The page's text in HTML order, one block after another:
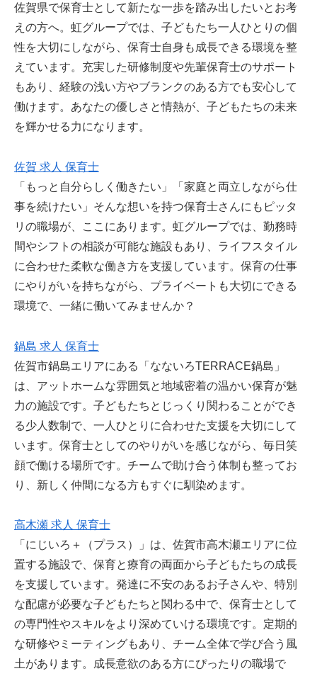
佐賀県で保育士として新たな一歩を踏み出したいとお考
えの方へ。虹グループでは、子どもたち一人ひとりの個
性を大切にしながら、保育士自身も成長できる環境を整
えています。充実した研修制度や先輩保育士のサポート
もあり、経験の浅い方やブランクのある方でも安心して
働けます。あなたの優しさと情熱が、子どもたちの未来
を輝かせる力になります。
佐賀 求人 保育士
「もっと自分らしく働きたい」「家庭と両立しながら仕
事を続けたい」そんな想いを持つ保育士さんにもピッタ
リの職場が、ここにあります。虹グループでは、勤務時
間やシフトの相談が可能な施設もあり、ライフスタイル
に合わせた柔軟な働き方を支援しています。保育の仕事
にやりがいを持ちながら、プライベートも大切にできる
環境で、一緒に働いてみませんか？
鍋島 求人 保育士
佐賀市鍋島エリアにある「なないろTERRACE鍋島」
は、アットホームな雰囲気と地域密着の温かい保育が魅
力の施設です。子どもたちとじっくり関わることができ
る少人数制で、一人ひとりに合わせた支援を大切にして
います。保育士としてのやりがいを感じながら、毎日笑
顔で働ける場所です。チームで助け合う体制も整ってお
り、新しく仲間になる方もすぐに馴染めます。
高木瀬 求人 保育士
「にじいろ＋（プラス）」は、佐賀市高木瀬エリアに位
置する施設で、保育と療育の両面から子どもたちの成長
を支援しています。発達に不安のあるお子さんや、特別
な配慮が必要な子どもたちと関わる中で、保育士として
の専門性やスキルをより深めていける環境です。定期的
な研修やミーティングもあり、チーム全体で学び合う風
土があります。成長意欲のある方にぴったりの職場で